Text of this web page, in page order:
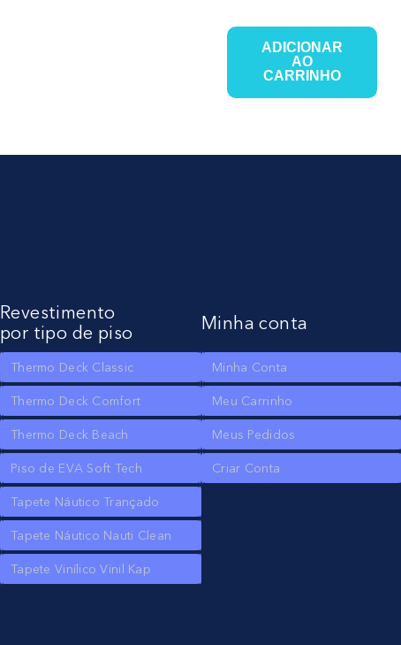
ADICIONAR
AO
CARRINHO
Revestimento
por tipo de piso
Thermo Deck Classic
Thermo Deck Comfort
Thermo Deck Beach
Piso de EVA Soft Tech
Tapete Náutico Trançado
Tapete Náutico Nauti Clean
Tapete Vinílico Vinil Kap
Minha conta
Minha Conta
Meu Carrinho
Meus Pedidos
Criar Conta